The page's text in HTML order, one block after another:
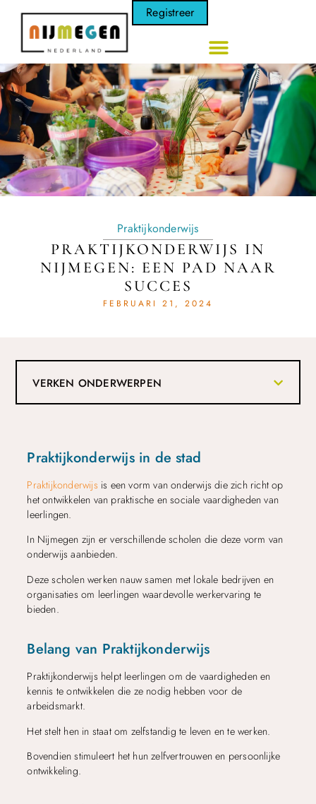
Registreer
Praktijkonderwijs
PRAKTIJKONDERWIJS IN
NIJMEGEN: EEN PAD NAAR
SUCCES
FEBRUARI 21, 2024
Praktijkonderwijs in de stad
Praktijkonderwijs is een vorm van onderwijs die zich richt op
het ontwikkelen van praktische en sociale vaardigheden van
leerlingen.
In Nijmegen zijn er verschillende scholen die deze vorm van
onderwijs aanbieden.
Deze scholen werken nauw samen met lokale bedrijven en
organisaties om leerlingen waardevolle werkervaring te
bieden.
Belang van Praktijkonderwijs
Praktijkonderwijs helpt leerlingen om de vaardigheden en
kennis te ontwikkelen die ze nodig hebben voor de
arbeidsmarkt.
Het stelt hen in staat om zelfstandig te leven en te werken.
Bovendien stimuleert het hun zelfvertrouwen en persoonlijke
ontwikkeling.
VERKEN ONDERWERPEN